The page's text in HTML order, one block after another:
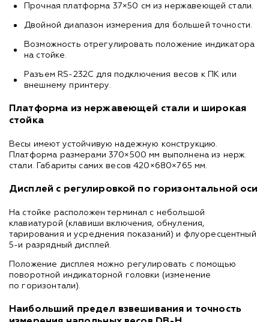
Прочная платформа 37×50 см из нержавеющей стали.
Двойной диапазон измерения для большей точности.
Возможность отрегулировать положение индикатора
на стойке.
Разъем RS-232C для подключения весов к ПК или
внешнему принтеру.
Платформа из нержавеющей стали и широкая
стойка
Весы имеют устойчивую надежную конструкцию.
Платформа размерами 370×500 мм выполнена из нерж.
стали. Габариты самих весов 420×680×765 мм.
Дисплей с регулировкой по горизонтальной оси
На стойке расположен терминал с небольшой
клавиатурой (клавиши включения, обнуления,
тарирования и усреднения показаний) и флуоресцентный
5-и разрядный дисплей.
Положение дисплея можно регулировать с помощью
поворотной индикаторной головки (изменение
по горизонтали).
Наибольший предел взвешивания и точность